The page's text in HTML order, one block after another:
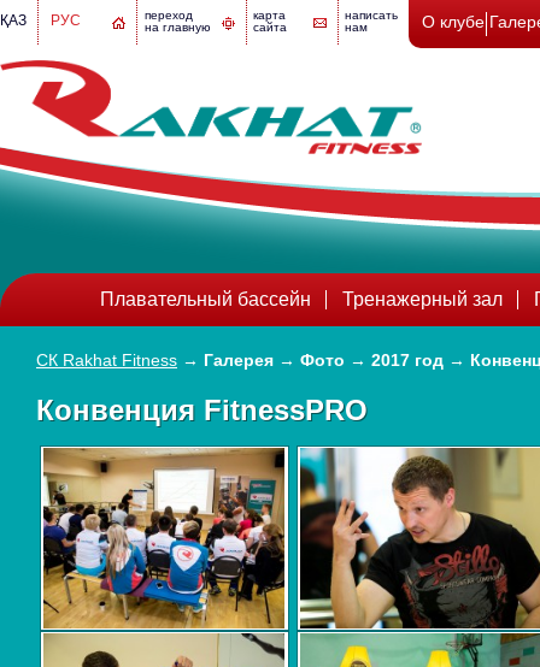
переход
на главную
карта
сайта
написать
нам
ҚАЗ РУС О клубе
Плавательный бассейн Тренажерный зал
СК Rakhat Fitness → Галерея → Фото → 2017 год →
Конвенция FitnessPRO